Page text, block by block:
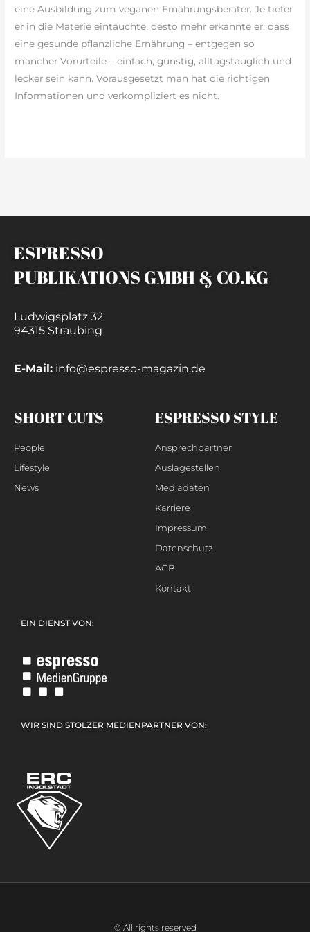
eine Ausbildung zum veganen Ernährungsberater. Je tiefer
er in die Materie eintauchte, desto mehr erkannte er, dass
eine gesunde pflanzliche Ernährung – entgegen so
mancher Vorurteile – einfach, günstig, alltagstauglich und
lecker sein kann. Vorausgesetzt man hat die richtigen
Informationen und verkompliziert es nicht.
ESPRESSO
PUBLIKATIONS GMBH & CO.KG
Ludwigsplatz 32
94315 Straubing
E-Mail: info@espresso-magazin.de
SHORT CUTS
People
Lifestyle
News
ESPRESSO STYLE
Ansprechpartner
Auslagestellen
Mediadaten
Karriere
Impressum
Datenschutz
AGB
Kontakt
EIN DIENST VON:
WIR SIND STOLZER MEDIENPARTNER VON:
© All rights reserved